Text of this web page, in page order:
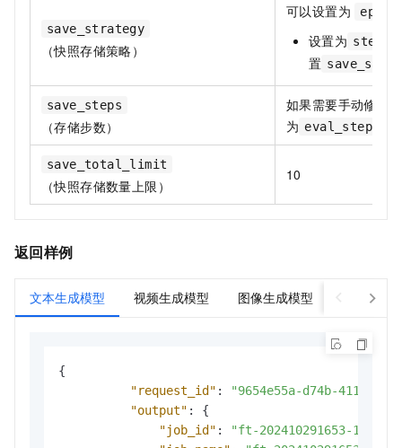
save_strategy
（快照存储策略）
可以设置为 epoch
设置为 steps
置 save_steps
save_steps
（存储步数）
如果需要手动修改
为 eval_steps
save_total_limit
（快照存储数量上限）
10
返回样例
文本生成模型 视频生成模型 图像生成模型
{
"request_id" :
"9654e55a-d74b-4113-
"output" :
{
"job_id" : "ft-202410291653-1c7f"